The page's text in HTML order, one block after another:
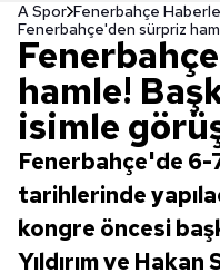
A Spor Fenerbahçe
Fenerbahçe'den sürpriz
hamle!
isimle
Fenerbahçe'de 6-
tarihlerinde
kongre öncesi
Yıldırım ve Hakan